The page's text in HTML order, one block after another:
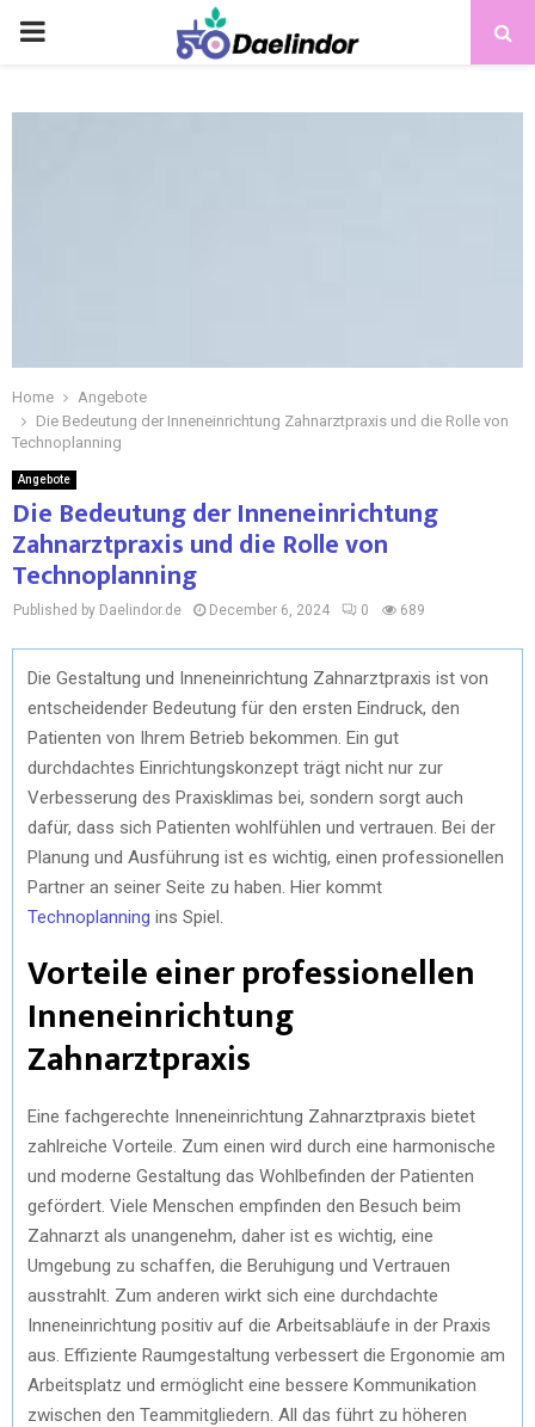
Home
Angebote
Die Bedeutung der Inneneinrichtung Zahnarztpraxis und die Rolle von
Technoplanning
Angebote
Die Bedeutung der Inneneinrichtung
Zahnarztpraxis und die Rolle von
Technoplanning
Published by Daelindor.de December 6, 2024 0 689
Die Gestaltung und Inneneinrichtung Zahnarztpraxis ist von
entscheidender Bedeutung für den ersten Eindruck, den
Patienten von Ihrem Betrieb bekommen. Ein gut
durchdachtes Einrichtungskonzept trägt nicht nur zur
Verbesserung des Praxisklimas bei, sondern sorgt auch
dafür, dass sich Patienten wohlfühlen und vertrauen. Bei der
Planung und Ausführung ist es wichtig, einen professionellen
Partner an seiner Seite zu haben. Hier kommt
Technoplanning ins Spiel.
Vorteile einer professionellen
Inneneinrichtung
Zahnarztpraxis
Eine fachgerechte Inneneinrichtung Zahnarztpraxis bietet
zahlreiche Vorteile. Zum einen wird durch eine harmonische
und moderne Gestaltung das Wohlbefinden der Patienten
gefördert. Viele Menschen empfinden den Besuch beim
Zahnarzt als unangenehm, daher ist es wichtig, eine
Umgebung zu schaffen, die Beruhigung und Vertrauen
ausstrahlt. Zum anderen wirkt sich eine durchdachte
Inneneinrichtung positiv auf die Arbeitsabläufe in der Praxis
aus. Effiziente Raumgestaltung verbessert die Ergonomie am
Arbeitsplatz und ermöglicht eine bessere Kommunikation
zwischen den Teammitgliedern. All das führt zu höheren